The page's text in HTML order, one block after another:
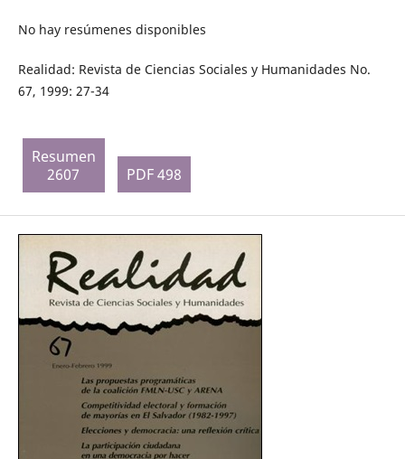
No hay resúmenes disponibles
Realidad: Revista de Ciencias Sociales y Humanidades No.
67, 1999: 27-34
Resumen
2607
PDF 498